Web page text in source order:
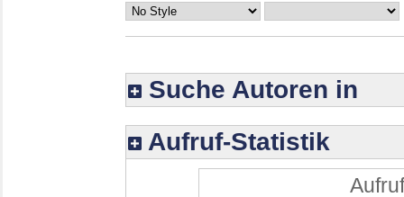
Suche Autoren in
Aufruf-Statistik